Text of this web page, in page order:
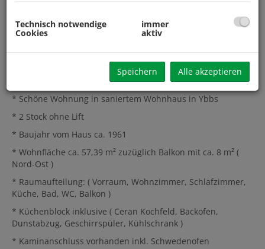
Beschreibung
* EIGENTUM statt MIETE!
* Schöne Wohnung in saniertem Wohnhaus in Ybbs
* 2 Stock ohne Lift
* Baujahr vom Haus ca. 1961
* Wohnfläche ca. 57,39 m² zuzüglich Balkon mit ca. 8 m² (
Nord-Ost )
* Raumaufteilung: ( Vorraum, Wohnzimmer, Schlafzimmer,
Küche, Bad, WC, Balkon )
* Küchenblock inklusive ( Ceran Kochfeld, Backofen,
Dunstabzug, Geschirrspüler, Kühlschrank )
* Kaminanschluss vorhanden inkl. Schwedenofen
Technisch notwendige
Cookies
immer
aktiv
Speichern Alle akzeptieren